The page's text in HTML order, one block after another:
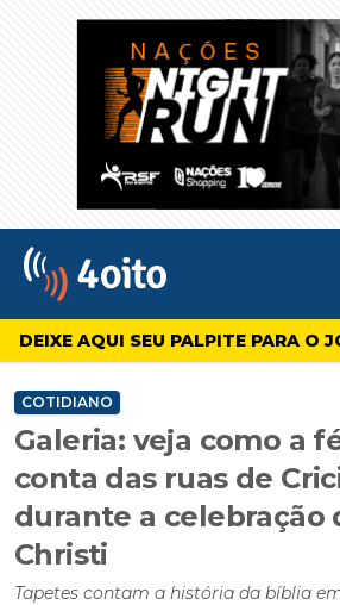
4oito
DEIXE AQUI SEU PALPITE PARA O
COTIDIANO
Galeria: veja como a
conta das ruas de
durante a celebração
Christi
Tapetes contam a história da bíblia